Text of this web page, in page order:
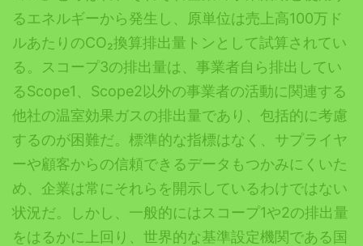
るエネルギーから発生し、原単位は売上高100万ド
ルあたりのCO₂換算排出量トンとして試算されてい
る。スコープ3の排出量は、事業者自ら排出してい
るScope1、Scope2以外の事業者の活動に関連する
他社の温室効果ガスの排出量であり、包括的に考慮
するのが困難だ。標準的な指標はなく、サプライヤ
ーや顧客からの信頼できるデータもつかみにくいた
め、企業は常にそれらを開示しているわけではない
状況だ。しかし、一般的にはスコープ1や2の排出量
をはるかに上回り、世界的な基準設定機関である国